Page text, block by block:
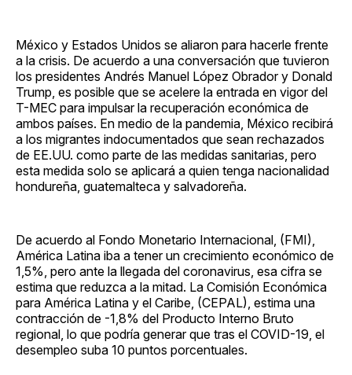
México y Estados Unidos se aliaron para hacerle frente
a la crisis. De acuerdo a una conversación que tuvieron
los presidentes Andrés Manuel López Obrador y Donald
Trump, es posible que se acelere la entrada en vigor del
T-MEC para impulsar la recuperación económica de
ambos países. En medio de la pandemia, México recibirá
a los migrantes indocumentados que sean rechazados
de EE.UU. como parte de las medidas sanitarias, pero
esta medida solo se aplicará a quien tenga nacionalidad
hondureña, guatemalteca y salvadoreña.
De acuerdo al Fondo Monetario Internacional, (FMI),
América Latina iba a tener un crecimiento económico de
1,5%, pero ante la llegada del coronavirus, esa cifra se
estima que reduzca a la mitad. La Comisión Económica
para América Latina y el Caribe, (CEPAL), estima una
contracción de -1,8% del Producto Interno Bruto
regional, lo que podría generar que tras el COVID-19, el
desempleo suba 10 puntos porcentuales.